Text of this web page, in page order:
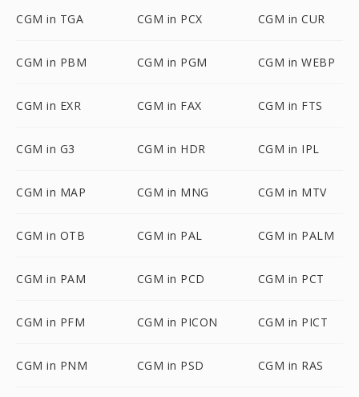
CGM in TGA CGM in PCX CGM in CUR
CGM in PBM CGM in PGM CGM in WEBP
CGM in EXR CGM in FAX CGM in FTS
CGM in G3 CGM in HDR CGM in IPL
CGM in MAP CGM in MNG CGM in MTV
CGM in OTB CGM in PAL CGM in PALM
CGM in PAM CGM in PCD CGM in PCT
CGM in PFM CGM in PICON CGM in PICT
CGM in PNM CGM in PSD CGM in RAS